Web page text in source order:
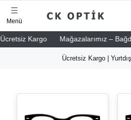
Kargo Mağazalarımız –
Menü
Ücretsiz Kargo |